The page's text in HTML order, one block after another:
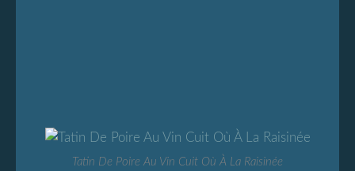
Tatin De Poire Au Vin Cuit Où À La Raisinée